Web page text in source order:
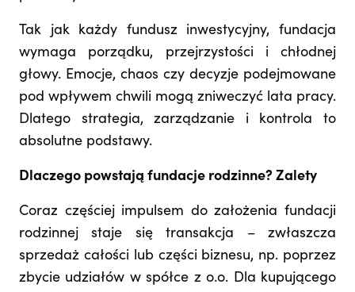
Tak jak każdy fundusz inwestycyjny, fundacja
wymaga porządku, przejrzystości i chłodnej
głowy. Emocje, chaos czy decyzje podejmowane
pod wpływem chwili mogą zniweczyć lata pracy.
Dlatego strategia, zarządzanie i kontrola to
absolutne podstawy.
Dlaczego powstają fundacje rodzinne? Zalety
Coraz częściej impulsem do założenia fundacji
rodzinnej staje się transakcja – zwłaszcza
sprzedaż całości lub części biznesu, np. poprzez
zbycie udziałów w spółce z o.o. Dla kupującego